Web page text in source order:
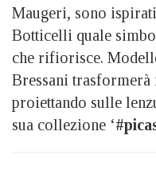
Maugeri, sono
Botticelli quale
che rifiorisce.
Bressani trasformerà
proiettando sulle
sua collezione ‘